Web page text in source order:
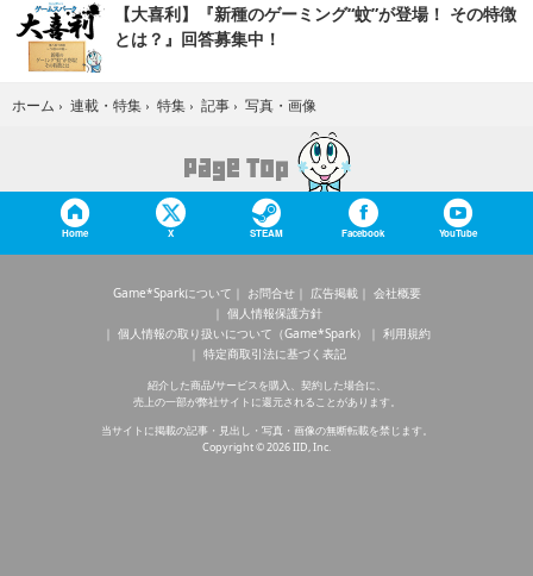
【大喜利】『新種のゲーミング“蚊”が登場！ その特徴
とは？』回答募集中！
ホーム › 連載・特集 › 特集 › 記事 › 写真・画像
Home X STEAM Facebook YouTube
Game*Sparkについて お問合せ 広告掲載
会社概要
個人情報保護方針
個人情報の取り扱いについて（Game*Spark）
利用規約
特定商取引法に基づく表記
紹介した商品/サービスを購入、契約した場合に、
売上の一部が弊社サイトに還元されることがあります。
当サイトに掲載の記事・見出し・写真・画像の無断転載を禁じます。
Copyright © 2026 IID, Inc.